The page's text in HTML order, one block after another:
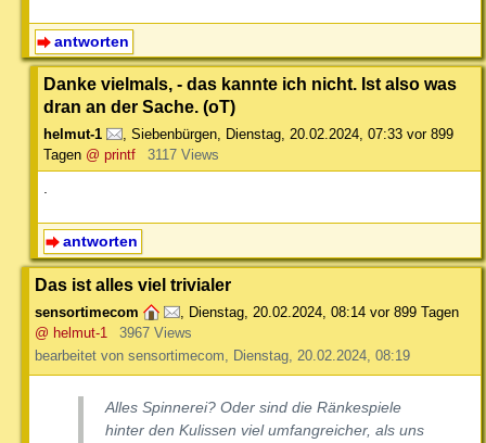
antworten
Danke vielmals, - das kannte ich nicht. Ist also was
dran an der Sache. (oT)
helmut-1 , Siebenbürgen, Dienstag, 20.02.2024, 07:33 vor 899
Tagen @ printf 3117 Views
.
antworten
Das ist alles viel trivialer
sensortimecom , Dienstag, 20.02.2024, 08:14 vor 899 Tagen
@ helmut-1
3967 Views
bearbeitet von sensortimecom, Dienstag, 20.02.2024, 08:19
Alles Spinnerei? Oder sind die Ränkespiele
hinter den Kulissen viel umfangreicher, als uns